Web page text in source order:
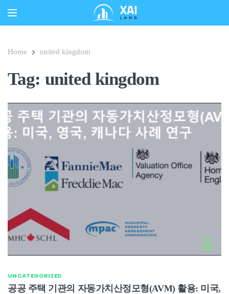
Home united kingdom
Tag: united kingdom
UNCATEGORIZED
공공 주택 기관의 자동가치산정모형(AVM) 활용: 미국,